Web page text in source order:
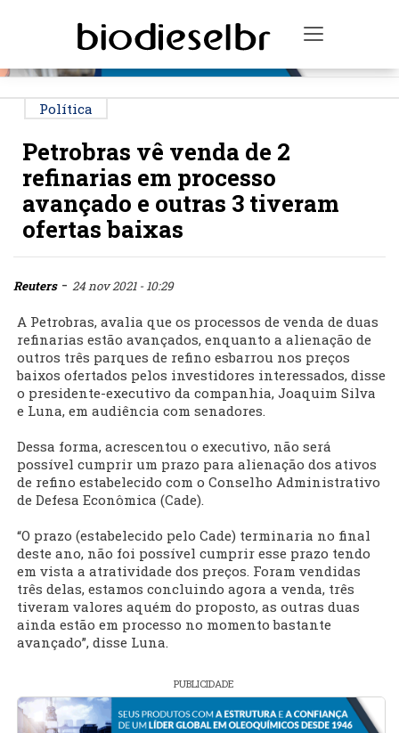
Toggle
Política
Petrobras vê venda de 2
refinarias em processo
avançado e outras 3 tiveram
ofertas baixas
Reuters- 24 nov 2021 - 10:29
A Petrobras, avalia que os processos de venda de duas
refinarias estão avançados, enquanto a alienação de
outros três parques de refino esbarrou nos preços
baixos ofertados pelos investidores interessados, disse
o presidente-executivo da companhia, Joaquim Silva
e Luna, em audiência com senadores.
Dessa forma, acrescentou o executivo, não será
possível cumprir um prazo para alienação dos ativos
de refino estabelecido com o Conselho Administrativo
de Defesa Econômica (Cade).
“O prazo (estabelecido pelo Cade) terminaria no final
deste ano, não foi possível cumprir esse prazo tendo
em vista a atratividade dos preços. Foram vendidas
três delas, estamos concluindo agora a venda, três
tiveram valores aquém do proposto, as outras duas
ainda estão em processo no momento bastante
avançado”, disse Luna.
PUBLICIDADE